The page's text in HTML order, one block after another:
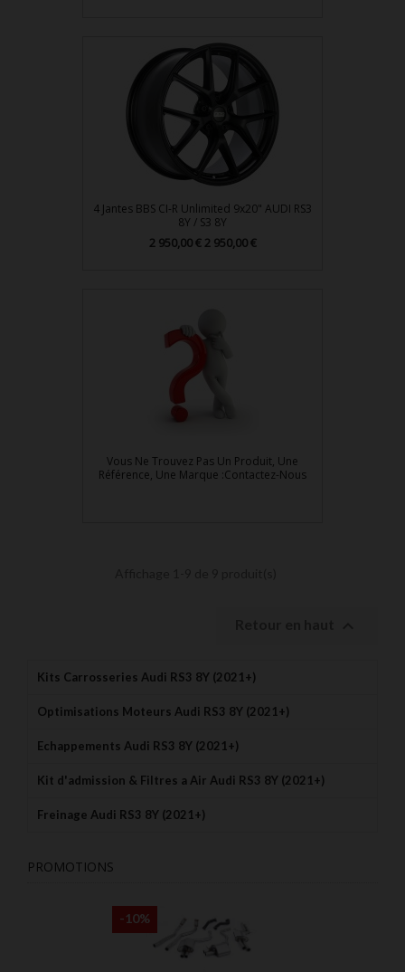
4 Jantes BBS CI-R Unlimited 9x20" AUDI RS3
8Y / S3 8Y
Prix
2 950,00 € 2 950,00 €
Vous Ne Trouvez Pas Un Produit, Une
Référence, Une Marque :Contactez-Nous
Kits Carrosseries Audi RS3 8Y (2021+)
Optimisations Moteurs Audi RS3 8Y (2021+)
Echappements Audi RS3 8Y (2021+)
Kit d'admission & Filtres a Air Audi RS3 8Y (2021+)
Freinage Audi RS3 8Y (2021+)
PROMOTIONS
-10%